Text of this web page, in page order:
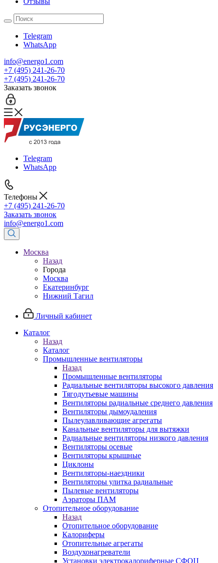
Telegram
WhatsApp
info@energo1.com
+7 (495) 241-26-70
+7 (495) 241-26-70
Заказать звонок
Telegram
WhatsApp
Телефоны
+7 (495) 241-26-70
Заказать звонок
info@energo1.com
Москва
Назад
Города
Москва
Екатеринбург
Нижний Тагил
Личный кабинет
Каталог
Назад
Каталог
Промышленные вентиляторы
Назад
Промышленные вентиляторы
Радиальные вентиляторы высокого давления
Тягодутьевые машины
Вентиляторы радиальные среднего давления
Вентиляторы дымоудаления
Пылеулавливающие агрегаты
Канальные вентиляторы для вытяжки
Радиальные вентиляторы низкого давления
Вентиляторы осевые
Вентиляторы крышные
Циклоны
Вентиляторы-наездники
Вентиляторы улитка радиальные
Пылевые вентиляторы
Аэраторы ПАМ
Отопительное оборудование
Назад
Отопительное оборудование
Калориферы
Отопительные агрегаты
Воздухонагреватели
Установки электрокалориферные СФОЦ